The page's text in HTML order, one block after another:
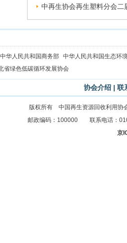
中再生协会再生塑料分会二
中华人民共和国商务部 中华人民共和国生态环
省绿色低碳循环发展协会
协会介绍 | 联
版权所有 中国再生资源回收利用
邮政编码：100000 联系电话：
京